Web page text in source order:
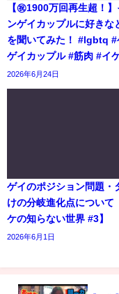
【㊗️1900万回再生超！】
ンゲイカップルに好きな
を聞いてみた！ #lgbtq #
ゲイカップル #筋肉 #イ
2026年6月24日
ゲイのポジション問題・
けの分岐進化点について
ケの知らない世界 #3】
2026年6月1日